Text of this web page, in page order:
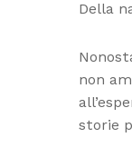
Della
non
storie